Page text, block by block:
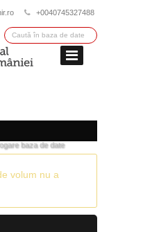
+0040745327488
baza de date
volum nu a